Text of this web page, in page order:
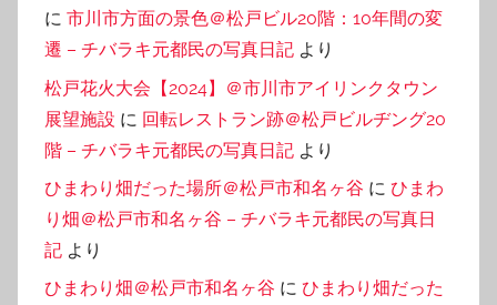
に 市川市方面の景色＠松戸ビル20階：10年間の変
遷 – チバラキ元都民の写真日記 より
松戸花火大会【2024】＠市川市アイリンクタウン
展望施設 に 回転レストラン跡＠松戸ビルヂング20
階 – チバラキ元都民の写真日記 より
ひまわり畑だった場所＠松戸市和名ヶ谷 に ひまわ
り畑＠松戸市和名ヶ谷 – チバラキ元都民の写真日
記 より
ひまわり畑＠松戸市和名ヶ谷 に ひまわり畑だった